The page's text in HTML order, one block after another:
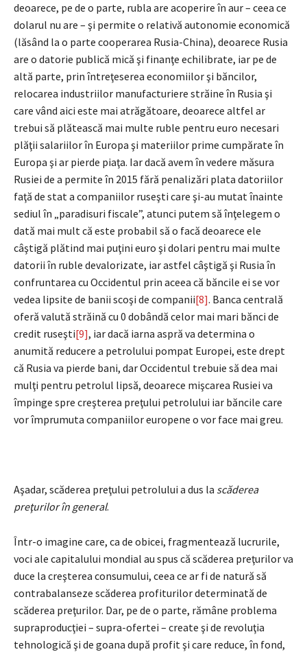
deoarece, pe de o parte, rubla are acoperire în aur – ceea ce
dolarul nu are – şi permite o relativă autonomie economică
(lăsând la o parte cooperarea Rusia-China), deoarece Rusia
are o datorie publică mică şi finanţe echilibrate, iar pe de
altă parte, prin întreţeserea economiilor şi băncilor,
relocarea industriilor manufacturiere străine în Rusia şi
care vând aici este mai atrăgătoare, deoarece altfel ar
trebui să plătească mai multe ruble pentru euro necesari
plăţii salariilor în Europa şi materiilor prime cumpărate în
Europa şi ar pierde piaţa. Iar dacă avem în vedere măsura
Rusiei de a permite în 2015 fără penalizări plata datoriilor
faţă de stat a companiilor ruseşti care şi-au mutat înainte
sediul în „paradisuri fiscale”, atunci putem să înţelegem o
dată mai mult că este probabil să o facă deoarece ele
câştigă plătind mai puţini euro şi dolari pentru mai multe
datorii în ruble devalorizate, iar astfel câştigă şi Rusia în
confruntarea cu Occidentul prin aceea că băncile ei se vor
vedea lipsite de banii scoşi de companii[8]. Banca centrală
oferă valută străină cu 0 dobândă celor mai mari bănci de
credit ruseşti[9], iar dacă iarna aspră va determina o
anumită reducere a petrolului pompat Europei, este drept
că Rusia va pierde bani, dar Occidentul trebuie să dea mai
mulţi pentru petrolul lipsă, deoarece mişcarea Rusiei va
împinge spre creşterea preţului petrolului iar băncile care
vor împrumuta companiilor europene o vor face mai greu.
Aşadar, scăderea preţului petrolului a dus la scăderea
preţurilor în general.
Într-o imagine care, ca de obicei, fragmentează lucrurile,
voci ale capitalului mondial au spus că scăderea preţurilor va
duce la creşterea consumului, ceea ce ar fi de natură să
contrabalanseze scăderea profiturilor determinată de
scăderea preţurilor. Dar, pe de o parte, rămâne problema
supraproducţiei – supra-ofertei – create şi de revoluţia
tehnologică şi de goana după profit şi care reduce, în fond,